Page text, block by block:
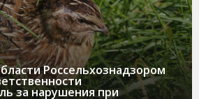
Россельхознадзором
за нарушения при